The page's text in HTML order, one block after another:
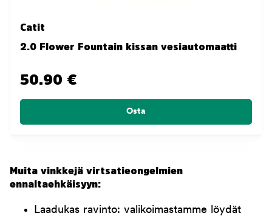
Catit
2.0 Flower Fountain kissan vesiautomaatti
50.90 €
Osta
Muita vinkkejä virtsatieongelmien
ennaltaehkäisyyn:
Laadukas ravinto: valikoimastamme löydät